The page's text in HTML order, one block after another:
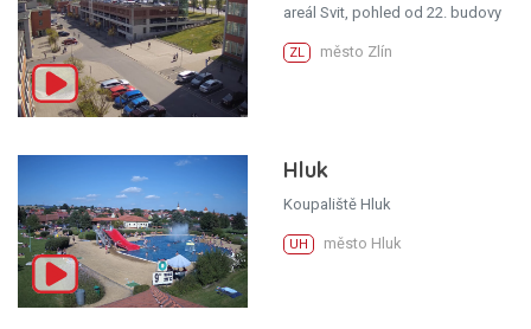
areál Svit, pohled od 22. budovy
ZL město Zlín
Hluk
Koupaliště Hluk
UH město Hluk